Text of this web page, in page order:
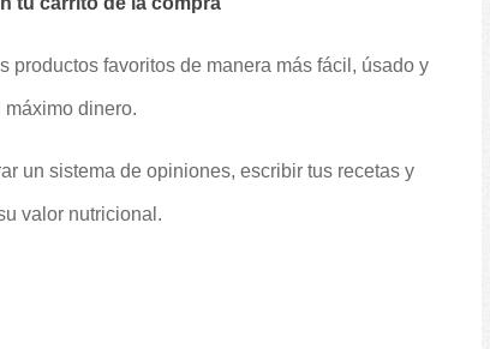
productos favoritos de manera más fácil, úsado y
dinero.
un sistema de opiniones, escribir tus recetas y
valor nutricional.